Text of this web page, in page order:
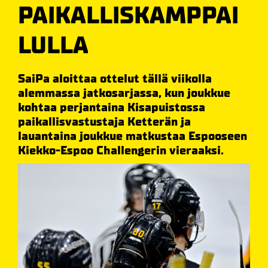
PAIKALLISKAMPPAI
LULLA
SaiPa aloittaa ottelut tällä viikolla
alemmassa jatkosarjassa, kun joukkue
kohtaa perjantaina Kisapuistossa
paikallisvastustaja Ketterän ja
lauantaina joukkue matkustaa Espooseen
Kiekko-Espoo Challengerin vieraaksi.